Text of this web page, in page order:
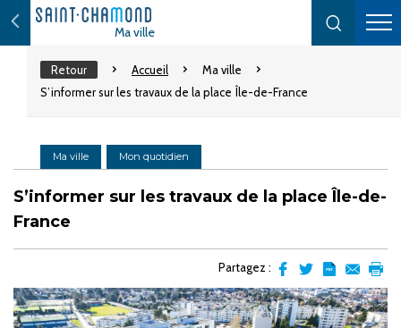
Ma ville
Retour Accueil
Ma ville
S’informer sur les travaux de la place Île-de-France
Ma ville Mon quotidien
S’informer sur les travaux de la place Île-de-
France
Partagez :
sur
facebook
sur
Twitter
l'article
en
par
email